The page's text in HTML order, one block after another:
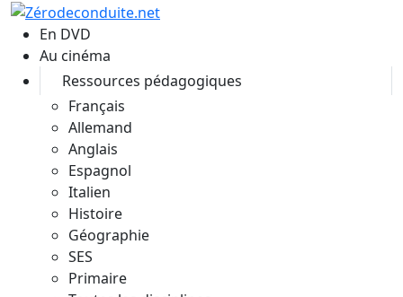
Aller au contenu principal
En DVD
Au cinéma
Ressources pédagogiques
Français
Allemand
Anglais
Espagnol
Italien
Histoire
Géographie
SES
Primaire